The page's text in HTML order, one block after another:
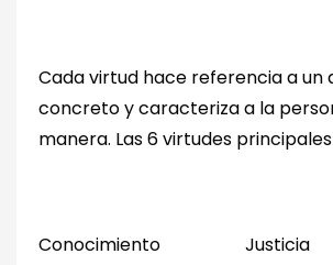
Cada virtud hace referencia a un
concreto y caracteriza a la
manera. Las 6 virtudes
Conocimiento Justicia